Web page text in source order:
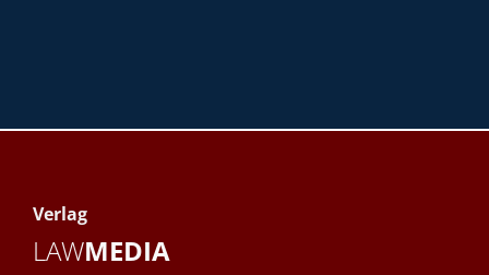
Verlag
LAWMEDIA